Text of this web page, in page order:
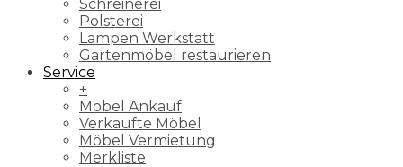
Schreinerei
Polsterei
Lampen Werkstatt
Gartenmöbel restaurieren
Service
+
Möbel Ankauf
Verkaufte Möbel
Möbel Vermietung
Merkliste